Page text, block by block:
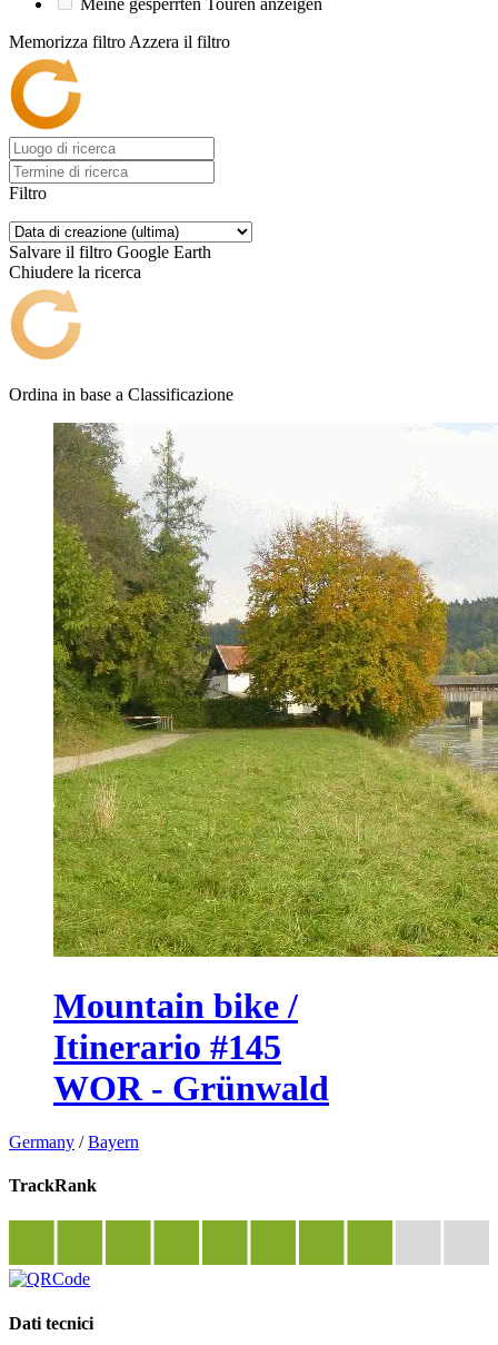
Meine gesperrten Touren anzeigen
Memorizza filtro Azzera il filtro
Filtro
Salvare il filtro Google Earth
Chiudere la ricerca
Ordina in base a Classificazione
Mountain bike /
Itinerario #145
WOR - Grünwald
Germany /Bayern
TrackRank
Dati tecnici